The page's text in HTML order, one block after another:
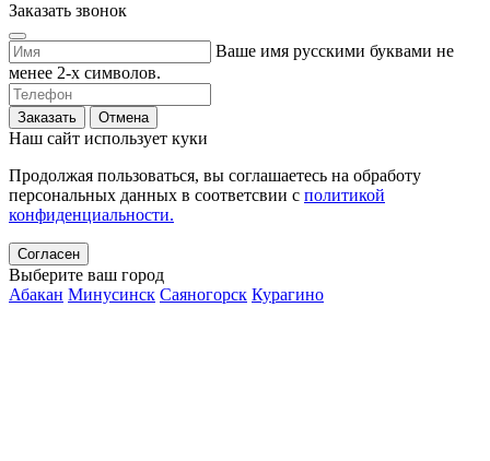
Заказать звонок
Ваше имя русскими буквами не
менее 2-х символов.
Заказать Отмена
Наш сайт использует куки
Продолжая пользоваться, вы соглашаетесь на обработу
персональных данных в соответсвии с политикой
конфиденциальности.
Согласен
Выберите ваш город
Абакан Минусинск Саяногорск Курагино